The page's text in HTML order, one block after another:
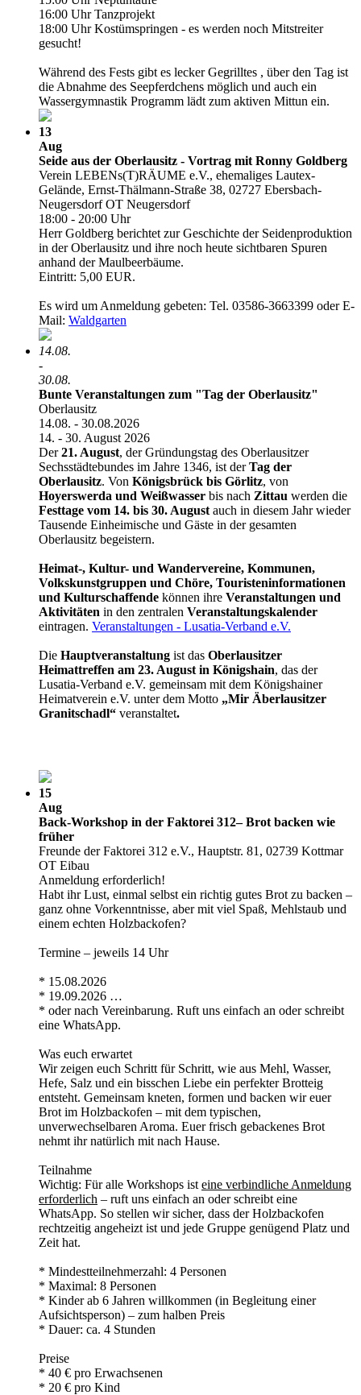
16:00 Uhr Tanzprojekt
18:00 Uhr Kostümspringen - es werden noch Mitstreiter
gesucht!
Während des Fests gibt es lecker Gegrilltes , über den Tag ist
die Abnahme des Seepferdchens möglich und auch ein
Wassergymnastik Programm lädt zum aktiven Mittun ein.
13
Aug
Seide aus der Oberlausitz - Vortrag mit Ronny Goldberg
Verein LEBENs(T)RÄUME e.V., ehemaliges Lautex-
Gelände, Ernst-Thälmann-Straße 38, 02727 Ebersbach-
Neugersdorf OT Neugersdorf
18:00 - 20:00 Uhr
Herr Goldberg berichtet zur Geschichte der Seidenproduktion
in der Oberlausitz und ihre noch heute sichtbaren Spuren
anhand der Maulbeerbäume.
Eintritt: 5,00 EUR.
Es wird um Anmeldung gebeten: Tel. 03586-3663399 oder E-
Mail: Waldgarten
14.08.
-
30.08.
Bunte Veranstaltungen zum "Tag der Oberlausitz"
Oberlausitz
14.08. - 30.08.2026
14. - 30. August 2026
Der21. August, der Gründungstag des Oberlausitzer
Sechsstädtebundes im Jahre 1346, ist derTag der
Oberlausitz. Von Königsbrück bis Görlitz, von
Hoyerswerda und Weißwasser bis nach Zittau werden die
Festtage vom 14. bis 30. August auch in diesem Jahr wieder
Tausende Einheimische und Gäste in der gesamten
Oberlausitz begeistern.
Heimat-, Kultur- und Wandervereine, Kommunen,
Volkskunstgruppen und Chöre, Touristeninformationen
und Kulturschaffende können ihre Veranstaltungen und
Aktivitäten in den zentralen Veranstaltungskalender
eintragen. Veranstaltungen - Lusatia-Verband e.V.
Die Hauptveranstaltung ist das Oberlausitzer
Heimattreffen am 23. August in Königshain, das der
Lusatia-Verband e.V. gemeinsam mit dem Königshainer
Heimatverein e.V. unter dem Motto „Mir Äberlausitzer
Granitschadl“ veranstaltet.
15
Aug
Back-Workshop in der Faktorei 312– Brot backen wie
früher
Freunde der Faktorei 312 e.V., Hauptstr. 81, 02739 Kottmar
OT Eibau
Anmeldung erforderlich!
Habt ihr Lust, einmal selbst ein richtig gutes Brot zu backen –
ganz ohne Vorkenntnisse, aber mit viel Spaß, Mehlstaub und
einem echten Holzbackofen?
Termine – jeweils 14 Uhr
* 15.08.2026
* 19.09.2026 …
* oder nach Vereinbarung. Ruft uns einfach an oder schreibt
eine WhatsApp.
Was euch erwartet
Wir zeigen euch Schritt für Schritt, wie aus Mehl, Wasser,
Hefe, Salz und ein bisschen Liebe ein perfekter Brotteig
entsteht. Gemeinsam kneten, formen und backen wir euer
Brot im Holzbackofen – mit dem typischen,
unverwechselbaren Aroma. Euer frisch gebackenes Brot
nehmt ihr natürlich mit nach Hause.
Teilnahme
Wichtig: Für alle Workshops ist eine verbindliche Anmeldung
erforderlich – ruft uns einfach an oder schreibt eine
WhatsApp. So stellen wir sicher, dass der Holzbackofen
rechtzeitig angeheizt ist und jede Gruppe genügend Platz und
Zeit hat.
* Mindestteilnehmerzahl: 4 Personen
* Maximal: 8 Personen
* Kinder ab 6 Jahren willkommen (in Begleitung einer
Aufsichtsperson) – zum halben Preis
* Dauer: ca. 4 Stunden
Preise
* 40 € pro Erwachsenen
* 20 € pro Kind